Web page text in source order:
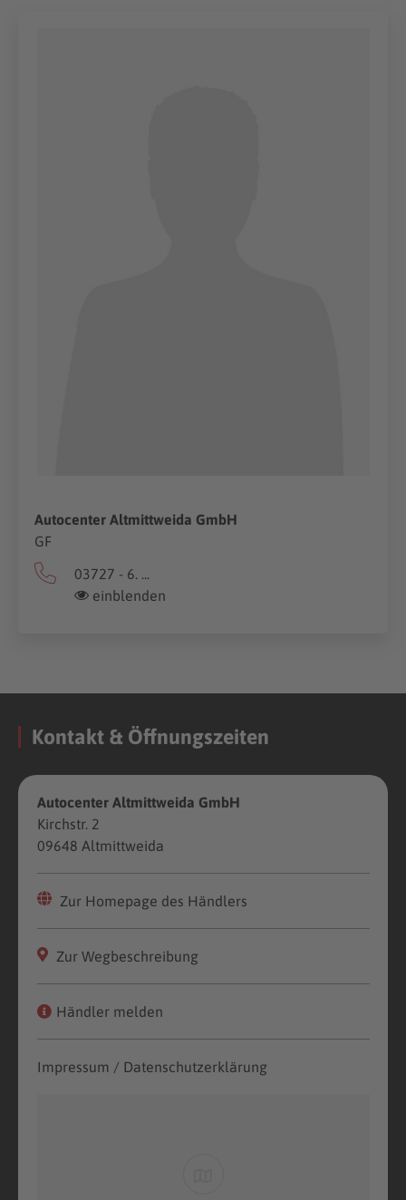
Autocenter Altmittweida GmbH
GF
03727 - 6. ...
einblenden
Kontakt & Öffnungszeiten
Autocenter Altmittweida GmbH
Kirchstr. 2
09648 Altmittweida
Zur Homepage des Händlers
Zur Wegbeschreibung
Händler melden
Impressum / Datenschutzerklärung